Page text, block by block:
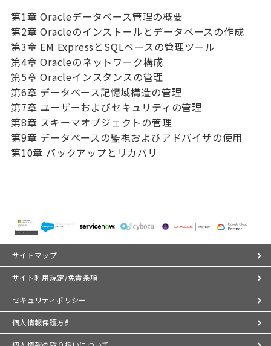
第1章 Oracleデータベース管理の概要
第2章 Oracleのインストールとデータベースの作成
第3章 EM ExpressとSQLベースの管理ツール
第4章 Oracleのネットワーク構成
第5章 Oracleインスタンスの管理
第6章 データベース記憶域構造の管理
第7章 ユーザーおよびセキュリティの管理
第8章 スキーマオブジェクトの管理
第9章 データベースの監視およびアドバイザの使用
第10章 バックアップとリカバリ
サイトマップ
サイト利用規定/免責条項
セキュリティポリシー
個人情報保護方針